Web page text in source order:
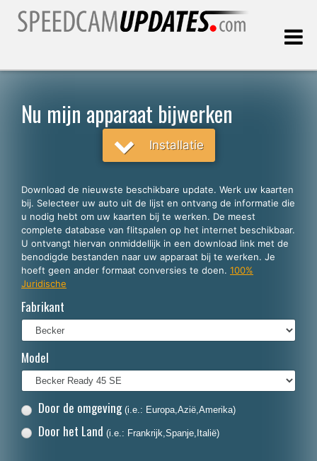
Nederlands
English
Español
Português
Deutsch
Français
Italiano
Polski
Dansk
Nu mijn apparaat bijwerken
Installatie
Download de nieuwste beschikbare update. Werk uw kaarten
bij. Selecteer uw auto uit de lijst en ontvang de informatie die
u nodig hebt om uw kaarten bij te werken. De meest
complete database van flitspalen op het internet beschikbaar.
U ontvangt hiervan onmiddellijk in een download link met de
benodigde bestanden naar uw apparaat bij te werken. Je
hoeft geen ander formaat conversies te doen. 100%
Juridische
Fabrikant
Model
Door de omgeving (i.e.: Europa,Azië,Amerika)
Door het Land (i.e.: Frankrijk,Spanje,Italië)